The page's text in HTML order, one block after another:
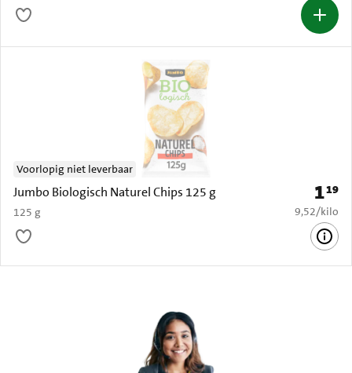
Jumbo Biologisch Naturel Chips 125 g
125 g
Voorlopig niet leverbaar
Prijs:
119
€ 9,52 per
9,52/kilo